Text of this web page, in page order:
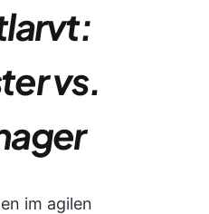
vs.
im agilen